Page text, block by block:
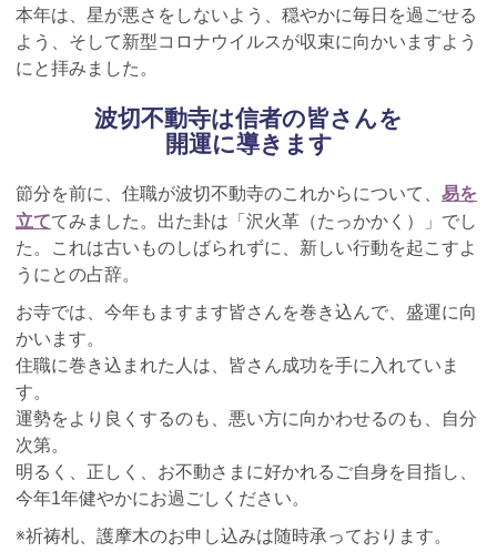
本年は、星が悪さをしないよう、穏やかに毎日を過ごせる
よう、そして新型コロナウイルスが収束に向かいますよう
にと拝みました。
波切不動寺は信者の皆さんを
開運に導きます
節分を前に、住職が波切不動寺のこれからについて、 易を
立ててみました。出た卦は「沢火革（たっかかく）」でし
た。これは古いものしばられずに、新しい行動を起こすよ
うにとの占辞。
お寺では、今年もますます皆さんを巻き込んで、盛運に向
かいます。
住職に巻き込まれた人は、皆さん成功を手に入れていま
す。
運勢をより良くするのも、悪い方に向かわせるのも、自分
次第。
明るく、正しく、お不動さまに好かれるご自身を目指し、
今年1年健やかにお過ごしください。
※祈祷札、護摩木のお申し込みは随時承っております。